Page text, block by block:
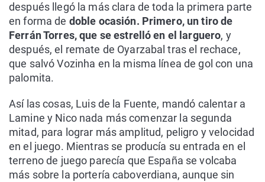
después llegó la más clara de toda la primera parte
en forma de doble ocasión. Primero, un tiro de
Ferrán Torres, que se estrelló en el larguero, y
después, el remate de Oyarzabal tras el rechace,
que salvó Vozinha en la misma línea de gol con una
palomita.
Así las cosas, Luis de la Fuente, mandó calentar a
Lamine y Nico nada más comenzar la segunda
mitad, para lograr más amplitud, peligro y velocidad
en el juego. Mientras se producía su entrada en el
terreno de juego parecía que España se volcaba
más sobre la portería caboverdiana, aunque sin